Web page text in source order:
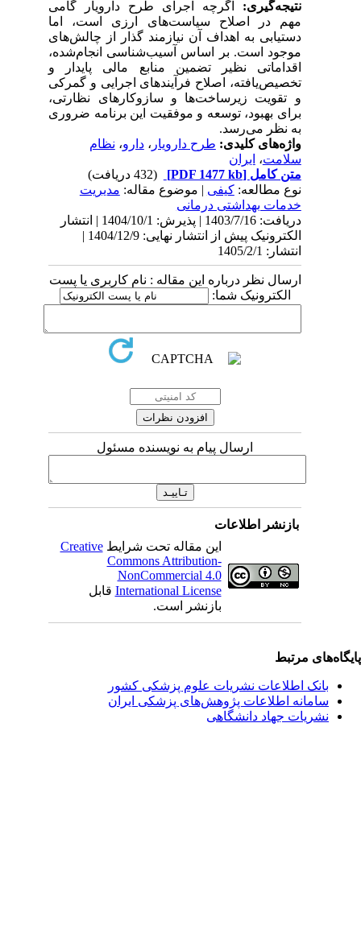
نتیجه‌گیری:اگرچه اجرای طرح دارویار گامی
مهم در اصلاح سیاست‌های ارزی است، اما
دستیابی به اهداف آن نیازمند گذار از چالش‌های
موجود است. بر اساس آسیب‌شناسی انجام‌شده،
اقداماتی نظیر تضمین منابع مالی پایدار و
تخصیص‌یافته، اصلاح فرآیندهای اجرایی و گمرکی
و تقویت زیرساخت‌ها و سازوکارهای نظارتی،
برای بهبود، توسعه و موفقیت این برنامه ضروری
به نظر می‌رسد.
واژه‌های کلیدی:طرح دارویار، دارو ،نظام
سلامت،ایران
متن کامل[PDF 1477 kb]
نوع مطالعه:کیفی| موضوع مقاله:مدیریت
خدمات بهداشتی درمانی
دریافت: 1403/7/16 | پذیرش: 1404/10/1 | انتشار
الکترونیک پیش از انتشار نهایی: 1404/12/9 |
انتشار: 1405/2/1
ارسال نظر درباره این مقاله : نام کاربری یا پست
الکترونیک شما:
ارسال پیام به نویسنده مسئول
بازنشر اطلاعات
این مقاله تحت شرایطCreative
Commons Attribution-
NonCommercial 4.0
International Licenseقابل
بازنشر است.
مرتبط
بانک اطلاعات نشریات علوم پزشکی کشور
سامانه اطلاعات پژوهش‌های پزشکی ایران
نشریات جهاد دانشگاهی